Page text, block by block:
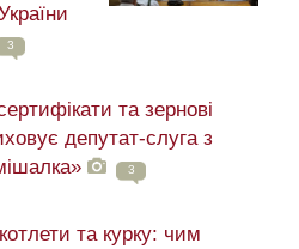
3
та зернові
депутат-слуга з
3
та курку: чим